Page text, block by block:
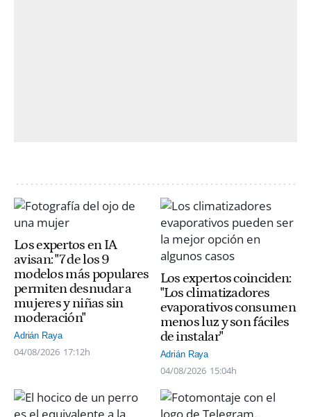
Los expertos en IA
avisan: "7 de los 9
modelos más populares
permiten desnudar a
mujeres y niñas sin
moderación"
Adrián Raya
04/08/2026 17:12h
Los expertos coinciden:
"Los climatizadores
evaporativos consumen
menos luz y son fáciles
de instalar"
Adrián Raya
04/08/2026 15:04h